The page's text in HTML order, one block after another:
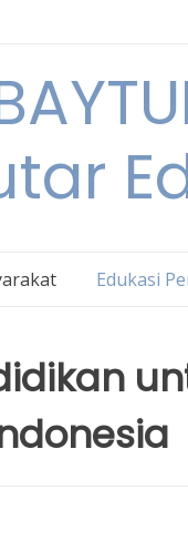
Edukasi